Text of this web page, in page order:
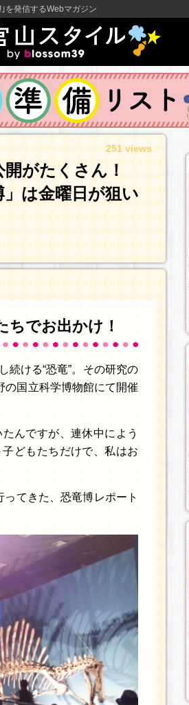
を発信するWebマガジン
251 views
開がたくさん！
は金曜日が狙い
ちでお出かけ！
続ける“恐竜”。その研究の
の国立科学博物館にて開催
んですが、連休中によう
どもたちだけで、私はお
てきた、恐竜博レポート